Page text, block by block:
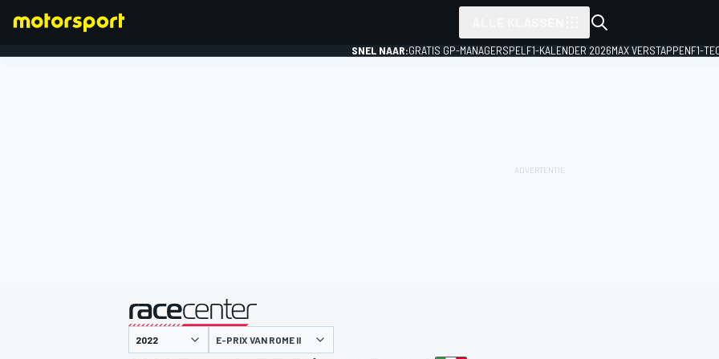
SNEL NAAR:GRATIS GP-MANAGERSPEL F1-KALENDER 2026MAX VERSTAPPENF1-
gepresenteerd door
E-PRIX VAN ROME II